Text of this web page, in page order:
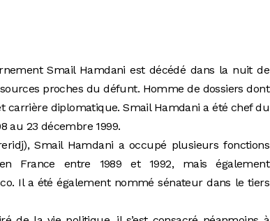
Smail Hamdani est décédé dans la nuit de
proches du défunt. Homme de dossiers dont
carrière diplomatique. Smail Hamdani a été chef du
au 23 décembre 1999.
Smail Hamdani a occupé plusieurs fonctions
France entre 1989 et 1992, mais également
Il a été également nommé sénateur dans le tiers